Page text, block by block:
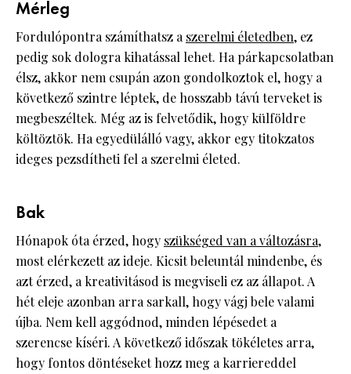
Mérleg
Fordulópontra számíthatsz aszerelmi életedben, ez
pedig sok dologra kihatással lehet. Ha párkapcsolatban
élsz, akkor nem csupán azon gondolkoztok el, hogy a
következő szintre léptek, de hosszabb távú terveket is
megbeszéltek. Még az is felvetődik, hogy külföldre
költöztök. Ha egyedülálló vagy, akkor egy titokzatos
ideges pezsdítheti fel a szerelmi életed.
Bak
Hónapok óta érzed, hogy szükséged van a változásra,
most elérkezett az ideje. Kicsit beleuntál mindenbe, és
azt érzed, a kreativitásod is megviseli ez az állapot. A
hét eleje azonban arra sarkall, hogy vágj bele valami
újba. Nem kell aggódnod, minden lépésedet a
szerencse kíséri. A következő időszak tökéletes arra,
hogy fontos döntéseket hozz meg a karriereddel